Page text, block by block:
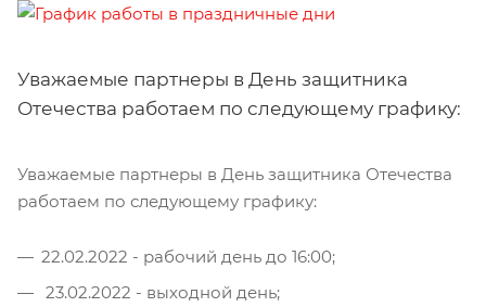
Уважаемые партнеры в День защитника
Отечества работаем по следующему графику:
Уважаемые партнеры в День защитника Отечества
работаем по следующему графику:
22.02.2022 - рабочий день до 16:00;
23.02.2022 - выходной день;